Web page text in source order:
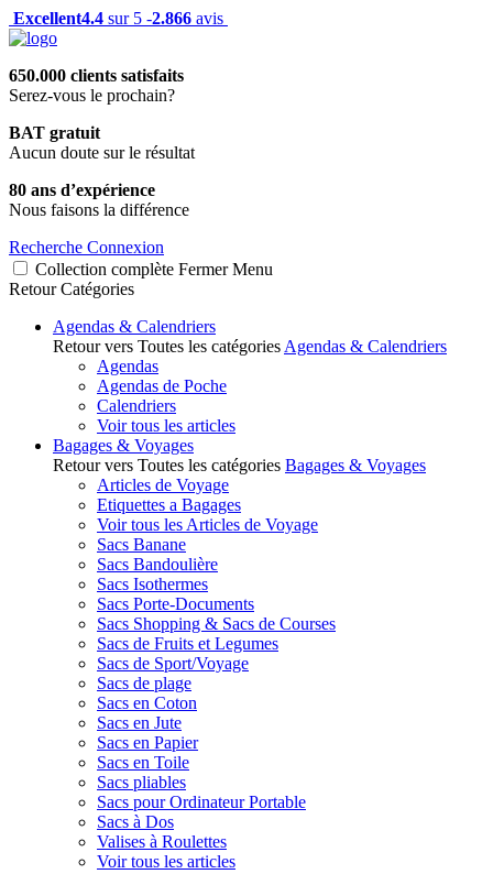
Excellent4.4 sur 5 -2.866 avis
650.000 clients satisfaits
Serez-vous le prochain?
BAT gratuit
Aucun doute sur le résultat
80 ans d’expérience
Nous faisons la différence
Recherche Connexion
Collection complète Fermer Menu
Retour Catégories
Agendas & Calendriers
Retour vers Toutes les catégories Agendas & Calendriers
Agendas
Agendas de Poche
Calendriers
Voir tous les articles
Bagages & Voyages
Retour vers Toutes les catégories Bagages & Voyages
Articles de Voyage
Etiquettes a Bagages
Voir tous les Articles de Voyage
Sacs Banane
Sacs Bandoulière
Sacs Isothermes
Sacs Porte-Documents
Sacs Shopping & Sacs de Courses
Sacs de Fruits et Legumes
Sacs de Sport/Voyage
Sacs de plage
Sacs en Coton
Sacs en Jute
Sacs en Papier
Sacs en Toile
Sacs pliables
Sacs pour Ordinateur Portable
Sacs à Dos
Valises à Roulettes
Voir tous les articles